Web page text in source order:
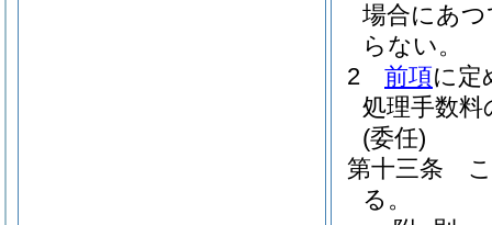
場合にあ
らない。
2
前項に定
処理手数
(委任)
第十三条
る。